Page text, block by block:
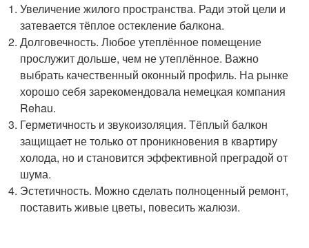
Увеличение жилого пространства. Ради этой цели и
затевается тёплое остекление балкона.
Долговечность. Любое утеплённое помещение
прослужит дольше, чем не утеплённое. Важно
выбрать качественный оконный профиль. На рынке
хорошо себя зарекомендовала немецкая компания
Rehau.
Герметичность и звукоизоляция. Тёплый балкон
защищает не только от проникновения в квартиру
холода, но и становится эффективной преградой от
шума.
Эстетичность. Можно сделать полноценный ремонт,
поставить живые цветы, повесить жалюзи.